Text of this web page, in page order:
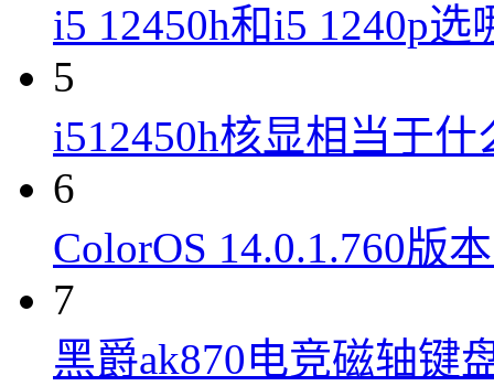
i5 12450h和i5 1240p选
5
i512450h核显相当于什
6
ColorOS 14.0.1.760版
7
黑爵ak870电竞磁轴键